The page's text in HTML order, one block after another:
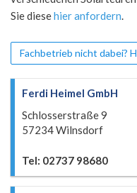
Sie diesehier anfordern.
Fachbetrieb nicht dabei?
Ferdi Heimel GmbH
Schlosserstraße 9
57234 Wilnsdorf
Tel: 02737 98680